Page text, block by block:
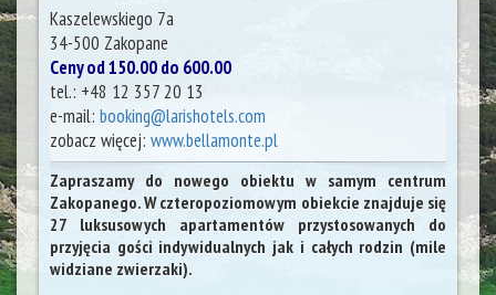
Kaszelewskiego 7a
34-500 Zakopane
Ceny od 150.00 do 600.00
tel.: +48 12 357 20 13
e-mail: booking@larishotels.com
zobacz więcej: www.bellamonte.pl
Zapraszamy do nowego obiektu w samym centrum
Zakopanego. W czteropoziomowym obiekcie znajduje się
27 luksusowych apartamentów przystosowanych do
przyjęcia gości indywidualnych jak i całych rodzin (mile
widziane zwierzaki).